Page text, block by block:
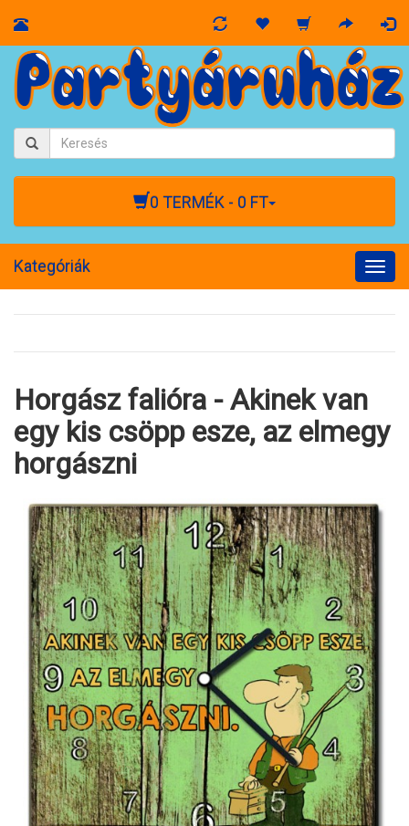
0 TERMÉK - 0 FT
Kategóriák
Horgász falióra - Akinek van
egy kis csöpp esze, az elmegy
horgászni